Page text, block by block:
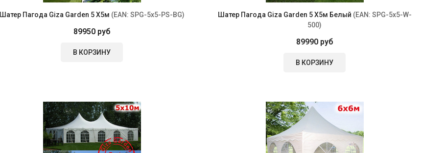
Шатер Пагода Giza Garden 5 Х5м (EAN: SPG-5x5-PS-BG)
89950 руб
В КОРЗИНУ
Шатер Пагода Giza Garden 5 Х5м Белый (EAN: SPG-5x5-W-
500)
89990 руб
В КОРЗИНУ